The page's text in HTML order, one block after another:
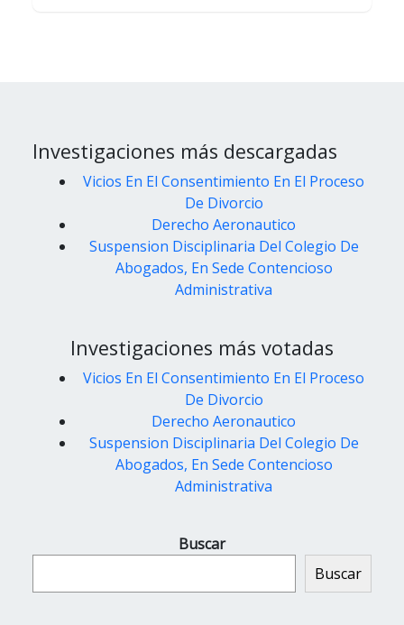
Investigaciones más descargadas
Vicios En El Consentimiento En El Proceso
De Divorcio
Derecho Aeronautico
Suspension Disciplinaria Del Colegio De
Abogados, En Sede Contencioso
Administrativa
Investigaciones más votadas
Vicios En El Consentimiento En El Proceso
De Divorcio
Derecho Aeronautico
Suspension Disciplinaria Del Colegio De
Abogados, En Sede Contencioso
Administrativa
Buscar
Buscar